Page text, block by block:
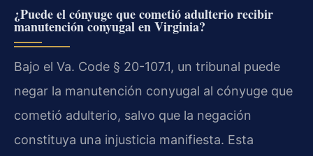
¿Puede el cónyuge que cometió adulterio recibir
manutención conyugal en Virginia?
Bajo el Va. Code § 20-107.1, un tribunal puede
negar la manutención conyugal al cónyuge que
cometió adulterio, salvo que la negación
constituya una injusticia manifiesta. Esta